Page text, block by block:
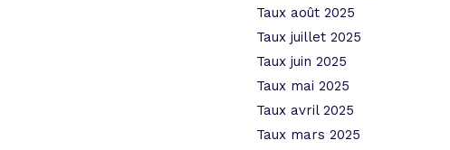
Taux août 2025
Taux juillet 2025
Taux juin 2025
Taux mai 2025
Taux avril 2025
Taux mars 2025